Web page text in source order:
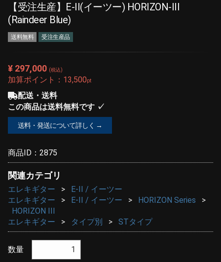
【受注生産】E-II(イーツー) HORIZON-III
(Raindeer Blue)
送料無料 受注生産品
¥ 297,000 (税込)
加算ポイント： 13,500pt
配送・送料
この商品は送料無料です ✓
送料・発送について詳しく →
商品ID： 2875
関連カテゴリ
エレキギター
E-II / イーツー
エレキギター
E-II / イーツー
HORIZON Series
HORIZON III
エレキギター
タイプ別 STタイプ
数量